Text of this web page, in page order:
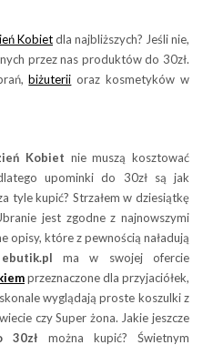
Kobietdla najbliższych? Jeśli nie,
przez nas produktów do 30zł.
biżuterii oraz kosmetyków w
Kobiet nie muszą kosztować
upominki do 30zł są jak
tyle kupić? Strzałem w dziesiątkę
jest zgodne z najnowszymi
opisy, które z pewnością naładują
ma w swojej ofercie
przeznaczone dla przyjaciółek,
wyglądają proste koszulki z
czy Super żona. Jakie jeszcze
30zł można kupić? Świetnym